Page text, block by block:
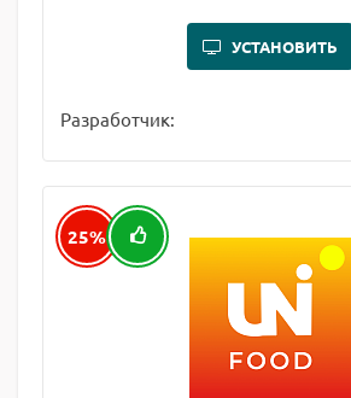
УСТАНОВИТЬ
Разработчик:
25%